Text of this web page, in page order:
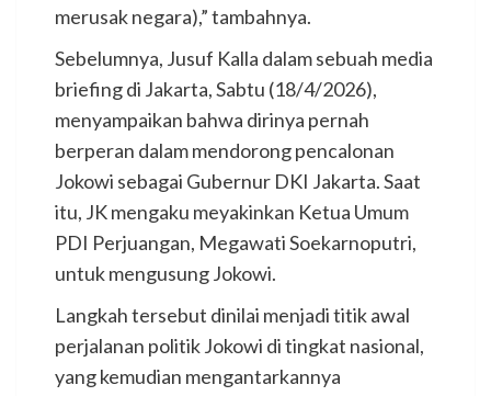
merusak negara),” tambahnya.
Sebelumnya, Jusuf Kalla dalam sebuah media
briefing di Jakarta, Sabtu (18/4/2026),
menyampaikan bahwa dirinya pernah
berperan dalam mendorong pencalonan
Jokowi sebagai Gubernur DKI Jakarta. Saat
itu, JK mengaku meyakinkan Ketua Umum
PDI Perjuangan, Megawati Soekarnoputri,
untuk mengusung Jokowi.
Langkah tersebut dinilai menjadi titik awal
perjalanan politik Jokowi di tingkat nasional,
yang kemudian mengantarkannya